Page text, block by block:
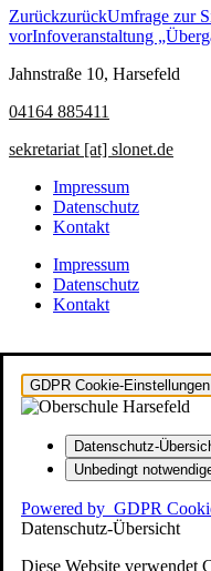
ZurückzurückUmfrage zur
vorInfoveranstaltung
Jahnstraße 10, Harsefeld
04164 885411
sekretariat [at] slonet.de
Impressum
Datenschutz
Kontakt
Impressum
Datenschutz
Kontakt
GDPR Cookie-
Datenschutz-
Unbedingt
Powered by GDPR
Datenschutz-Übersicht
Diese Website verwendet